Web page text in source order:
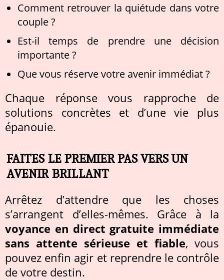
Comment retrouver la quiétude dans votre
couple ?
Est-il temps de prendre une décision
importante ?
Que vous réserve votre avenir immédiat ?
Chaque réponse vous rapproche de
solutions concrètes et d’une vie plus
épanouie.
FAITES LE PREMIER PAS VERS UN
AVENIR BRILLANT
Arrêtez d’attendre que les choses
s’arrangent d’elles-mêmes. Grâce à la
voyance en direct gratuite immédiate
sans attente sérieuse et fiable, vous
pouvez enfin agir et reprendre le contrôle
de votre destin.